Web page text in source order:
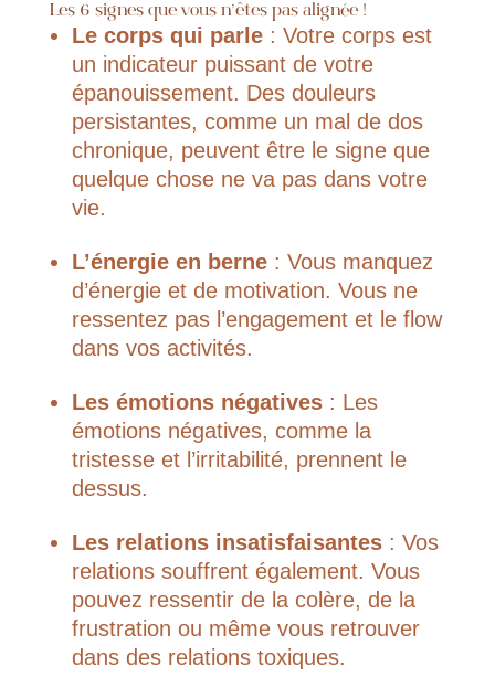
Les 6 signes que vous n’êtes pas alignée !
Le corps qui parle: Votre corps est
un indicateur puissant de votre
épanouissement. Des douleurs
persistantes, comme un mal de dos
chronique, peuvent être le signe que
quelque chose ne va pas dans votre
vie.
L’énergie en berne: Vous manquez
d’énergie et de motivation. Vous ne
ressentez pas l’engagement et le flow
dans vos activités.
Les émotions négatives: Les
émotions négatives, comme la
tristesse et l’irritabilité, prennent le
dessus.
Les relations insatisfaisantes: Vos
relations souffrent également. Vous
pouvez ressentir de la colère, de la
frustration ou même vous retrouver
dans des relations toxiques.